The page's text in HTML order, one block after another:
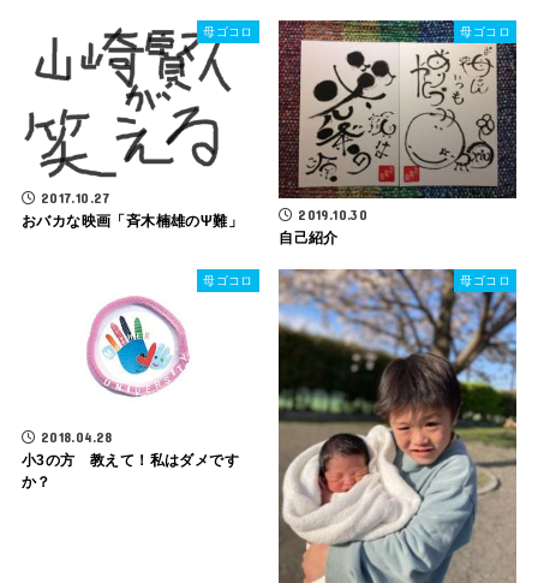
母ゴコロ
2017.10.27
おバカな映画「斉木楠雄のΨ難」
母ゴコロ
2019.10.30
自己紹介
母ゴコロ
2018.04.28
小3の方 教えて！私はダメです
か？
母ゴコロ